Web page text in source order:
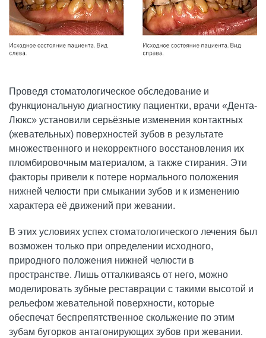
Проведя стоматологическое обследование и
функциональную диагностику пациентки, врачи «Дента-
Люкс» установили серьёзные изменения контактных
(жевательных) поверхностей зубов в результате
множественного и некорректного восстановления их
пломбировочным материалом, а также стирания. Эти
факторы привели к потере нормального положения
нижней челюсти при смыкании зубов и к изменению
характера её движений при жевании.
В этих условиях успех стоматологического лечения был
возможен только при определении исходного,
природного положения нижней челюсти в
пространстве. Лишь отталкиваясь от него, можно
моделировать зубные реставрации с такими высотой и
рельефом жевательной поверхности, которые
обеспечат беспрепятственное скольжение по этим
зубам бугорков антагонирующих зубов при жевании.